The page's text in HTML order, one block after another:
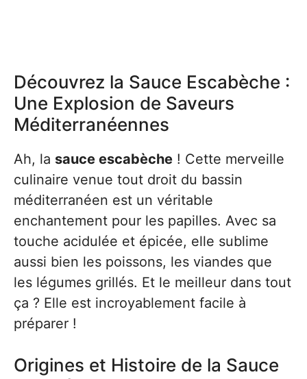
Découvrez la Sauce Escabèche :
Une Explosion de Saveurs
Méditerranéennes
Ah, la sauce escabèche ! Cette merveille
culinaire venue tout droit du bassin
méditerranéen est un véritable
enchantement pour les papilles. Avec sa
touche acidulée et épicée, elle sublime
aussi bien les poissons, les viandes que
les légumes grillés. Et le meilleur dans tout
ça ? Elle est incroyablement facile à
préparer !
Origines et Histoire de la Sauce